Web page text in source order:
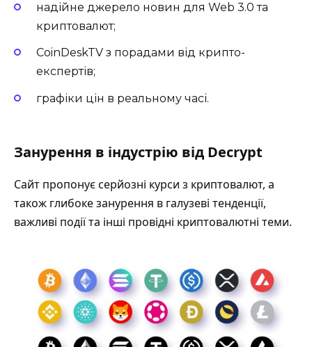
надійне джерело новин для Web 3.0 та
криптовалют;
CoinDeskTV з порадами від крипто-
експертів;
графіки цін в реальному часі.
Занурення в індустрію від Decrypt
Сайт пропонує серйозні курси з криптовалют, а
також глибоке занурення в галузеві тенденції,
важливі події та інші провідні криптовалютні теми.